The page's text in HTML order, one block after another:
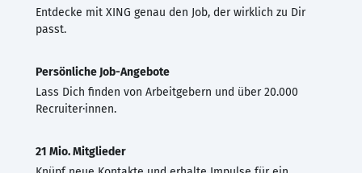
Entdecke mit XING genau den Job, der wirklich zu Dir
passt.
Persönliche Job-Angebote
Lass Dich finden von Arbeitgebern und über 20.000
Recruiter·innen.
21 Mio. Mitglieder